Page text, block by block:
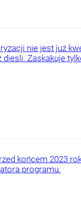
nie jest już
Zaskakuje
końcem 2023
programu.